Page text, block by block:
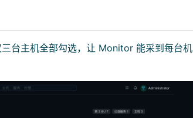
台主机全部勾选，让 Monitor 能采到每台机